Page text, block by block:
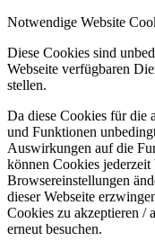
Notwendige Website
Diese Cookies sind
Webseite verfügbaren
stellen.
Da diese Cookies für die
und Funktionen
Auswirkungen auf die
können Cookies
Browsereinstellungen
dieser Webseite
Cookies zu akzeptieren /
erneut besuchen.